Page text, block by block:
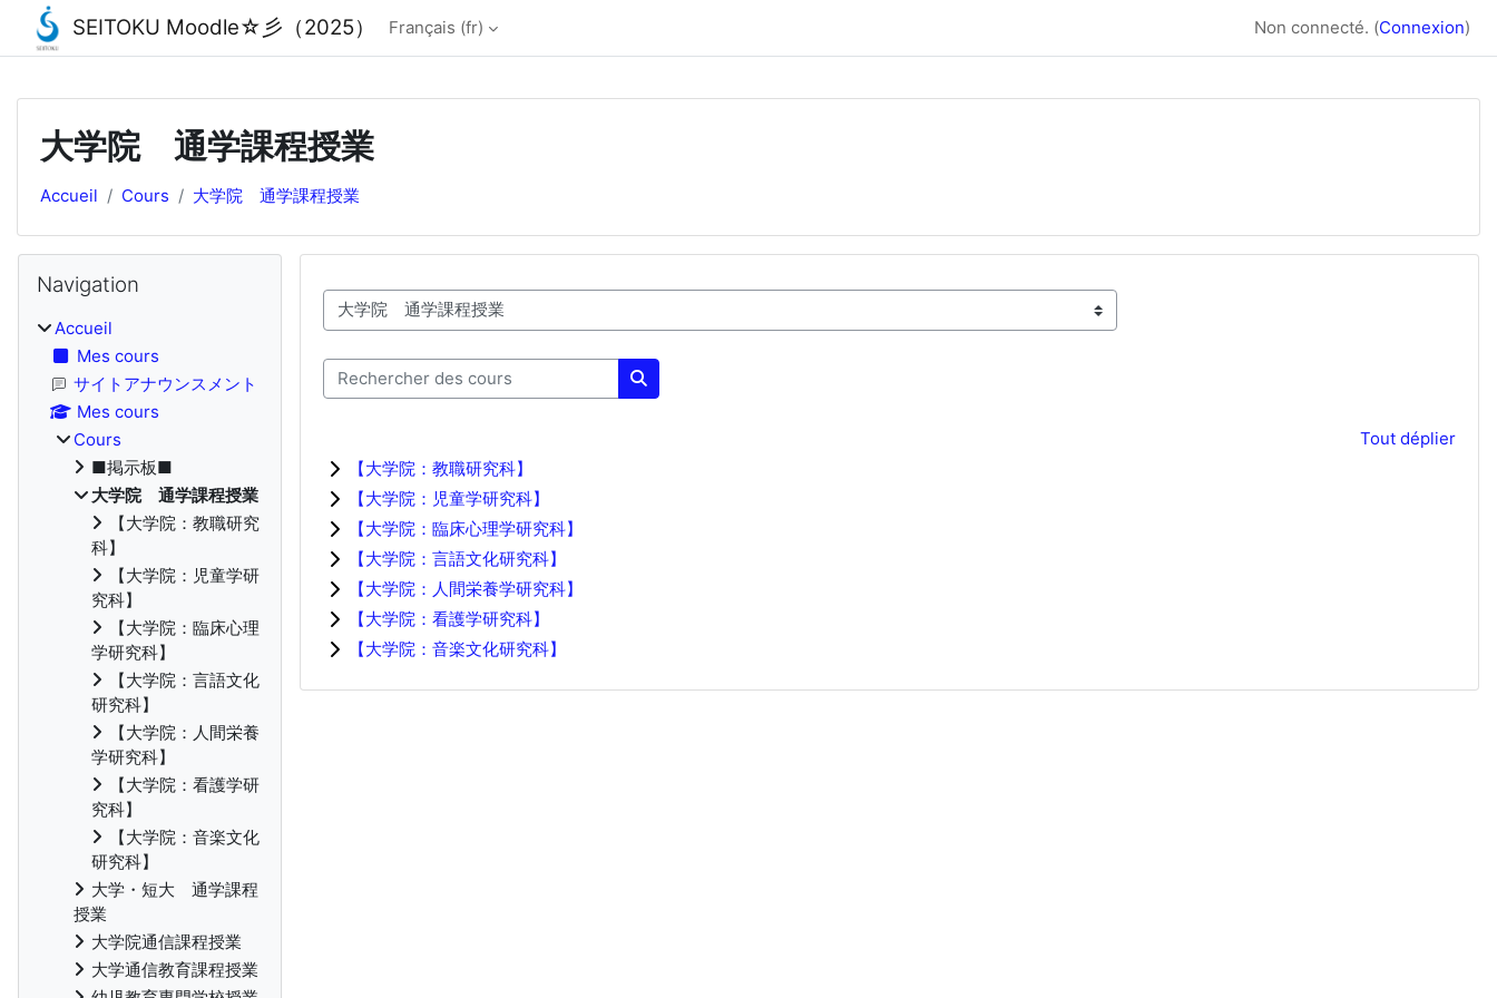
Passer au contenu principal
SEITOKU Moodle☆彡（2025） Français ‎(fr)‎ Non connecté. (Connexion)
大学院 通学課程授業
Accueil Cours 大学院 通学課程授業
Catégories de cours
Rechercher des cours
Rechercher des cours
Tout déplier
【大学院：教職研究科】
【大学院：児童学研究科】
【大学院：臨床心理学研究科】
【大学院：言語文化研究科】
【大学院：人間栄養学研究科】
【大学院：看護学研究科】
【大学院：音楽文化研究科】
Blocs
Navigation
Accueil
Mes cours
サイトアナウンスメント
Mes cours
Cours
■掲示板■
大学院 通学課程授業
【大学院：教職研究
科】
【大学院：児童学研
究科】
【大学院：臨床心理
学研究科】
【大学院：言語文化
研究科】
【大学院：人間栄養
学研究科】
【大学院：看護学研
究科】
【大学院：音楽文化
研究科】
大学・短大 通学課程
授業
大学院通信課程授業
大学通信教育課程授業